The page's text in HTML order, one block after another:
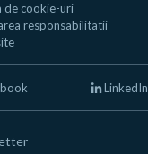
de cookie-uri
responsabilitatii
LinkedIn